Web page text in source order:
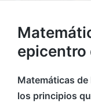
epicentro
Matemáticas
los principios